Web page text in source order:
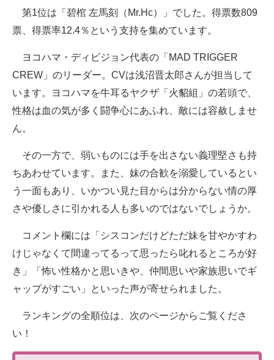
第1位は「碧棺 左馬刻（Mr.Hc）」でした。得票数809
票、得票率12.4％という支持を集めています。
ヨコハマ・ディビジョン代表の「MAD TRIGGER
CREW」のリーダー。CVは浅沼晋太郎さんが担当して
います。ヨコハマを牛耳るヤクザ「火貂組」の若頭で、
性格は血の気が多く闘争心にあふれ、敵には容赦しませ
ん。
その一方で、弱いものには手を出さない義理堅さも持
ちあわせています。また、妹の合歓を溺愛しているとい
う一面もあり、いかつい見た目からは分からない情の厚
さや優しさに引かれる人も多いのではないでしょうか。
コメント欄には「シスコンだけどただ妹を甘やかすわ
けじゃなくて間違ってるって思ったら叱れるところが好
き」「怖い性格かと思いきや、仲間思いや家族思いでギ
ャップがすごい」といった声が寄せられました。
ランキングの全順位は、次のページからご覧くださ
い！